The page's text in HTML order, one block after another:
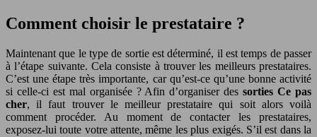
Comment choisir le prestataire ?
Maintenant que le type de sortie est déterminé, il est temps de passer
à l’étape suivante. Cela consiste à trouver les meilleurs prestataires.
C’est une étape très importante, car qu’est-ce qu’une bonne activité
si celle-ci est mal organisée ? Afin d’organiser dessorties Ce pas
cher, il faut trouver le meilleur prestataire qui soit alors voilà
comment procéder. Au moment de contacter les prestataires,
exposez-lui toute votre attente, même les plus exigés. S’il est dans la